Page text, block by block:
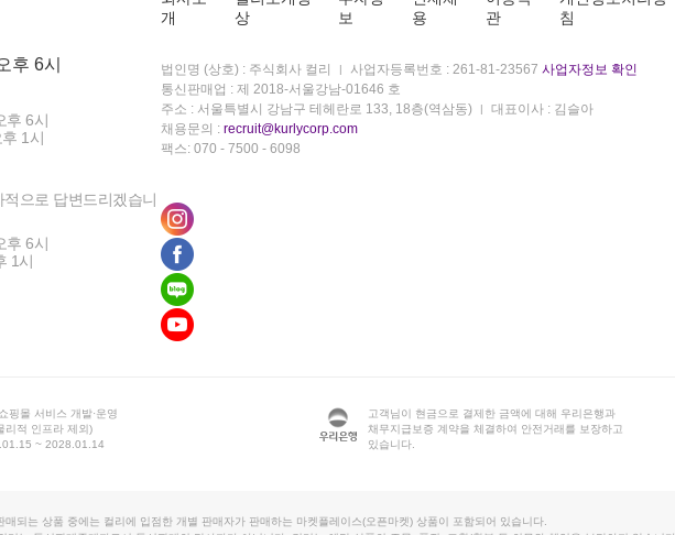
후 6시
후 6시
1시
으로 답변드리겠습니
후 6시
1시
개
상
보
용
관
침
법인명 (상호) : 주식회사 컬리 사업자등록번호 : 261-81-23567 사업자정보 확인
통신판매업 : 제 2018-서울강남-01646 호
주소 : 서울특별시 강남구 테헤란로 133, 18층(역삼동)
대표이사 : 김슬아
채용문의 : recruit@kurlycorp.com
팩스: 070 - 7500 - 6098
핑몰 서비스 개발·운영
리적 인프라 제외)
~ 2028.01.14
고객님이 현금으로 결제한 금액에 대해 우리은행과
채무지급보증 계약을 체결하여 안전거래를 보장하고
있습니다.
매되는 상품 중에는 컬리에 입점한 개별 판매자가 판매하는 마켓플레이스(오픈마켓) 상품이 포함되어 있습니다.